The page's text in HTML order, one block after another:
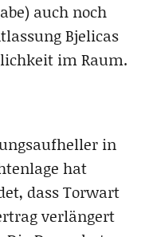
auch noch
Bjelicas
im Raum.
in
hat
dass Torwart
verlängert